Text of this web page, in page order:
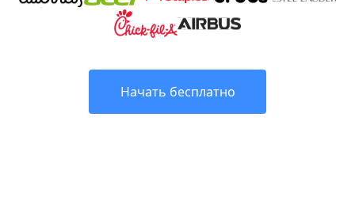
Начать бесплатно